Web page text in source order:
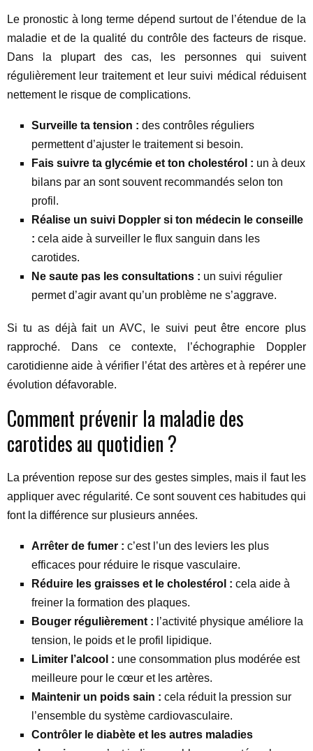
Le pronostic à long terme dépend surtout de l’étendue de la
maladie et de la qualité du contrôle des facteurs de risque.
Dans la plupart des cas, les personnes qui suivent
régulièrement leur traitement et leur suivi médical réduisent
nettement le risque de complications.
Surveille ta tension : des contrôles réguliers
permettent d’ajuster le traitement si besoin.
Fais suivre ta glycémie et ton cholestérol : un à deux
bilans par an sont souvent recommandés selon ton
profil.
Réalise un suivi Doppler si ton médecin le conseille
: cela aide à surveiller le flux sanguin dans les
carotides.
Ne saute pas les consultations : un suivi régulier
permet d’agir avant qu’un problème ne s’aggrave.
Si tu as déjà fait un AVC, le suivi peut être encore plus
rapproché. Dans ce contexte, l’échographie Doppler
carotidienne aide à vérifier l’état des artères et à repérer une
évolution défavorable.
Comment prévenir la maladie des
carotides au quotidien ?
La prévention repose sur des gestes simples, mais il faut les
appliquer avec régularité. Ce sont souvent ces habitudes qui
font la différence sur plusieurs années.
Arrêter de fumer : c’est l’un des leviers les plus
efficaces pour réduire le risque vasculaire.
Réduire les graisses et le cholestérol : cela aide à
freiner la formation des plaques.
Bouger régulièrement : l’activité physique améliore la
tension, le poids et le profil lipidique.
Limiter l’alcool : une consommation plus modérée est
meilleure pour le cœur et les artères.
Maintenir un poids sain : cela réduit la pression sur
l’ensemble du système cardiovasculaire.
Contrôler le diabète et les autres maladies